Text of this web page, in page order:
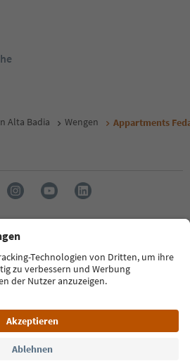
Alta Badia Wengen Appartments
Sprache: Deutsch
MICE Datenschutzerklärung